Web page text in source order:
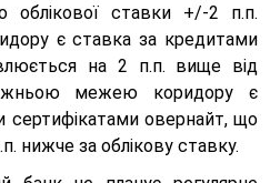
облікової ставки +/-2 п.п.
є ставка за кредитами
на 2 п.п. вище від
межею коридору є
сертифікатами овернайт, що
нижче за облікову ставку.